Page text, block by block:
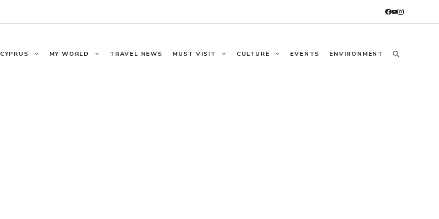
CYPRUS MY WORLD TRAVEL NEWS MUST VISIT CULTURE EVENTS ENVIRONMENT